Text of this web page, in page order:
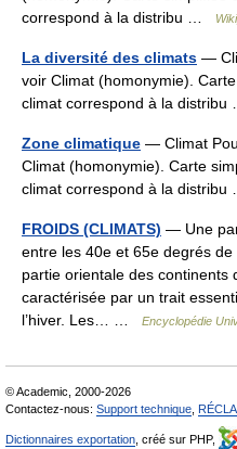
correspond à la distribu …
La diversité des climats —
voir Climat (homonymie).
climat correspond à la
Zone climatique — Climat
Climat (homonymie). Carte
climat correspond à la
FROIDS (CLIMATS) — Une
entre les 40e et 65e degrés de
partie orientale des continents
caractérisée par un trait
l’hiver. Les… …
Encyclopédie
© Academic, 2000-2026
Contactez-nous: Support technique
Dictionnaires exportation , créé sur PHP,